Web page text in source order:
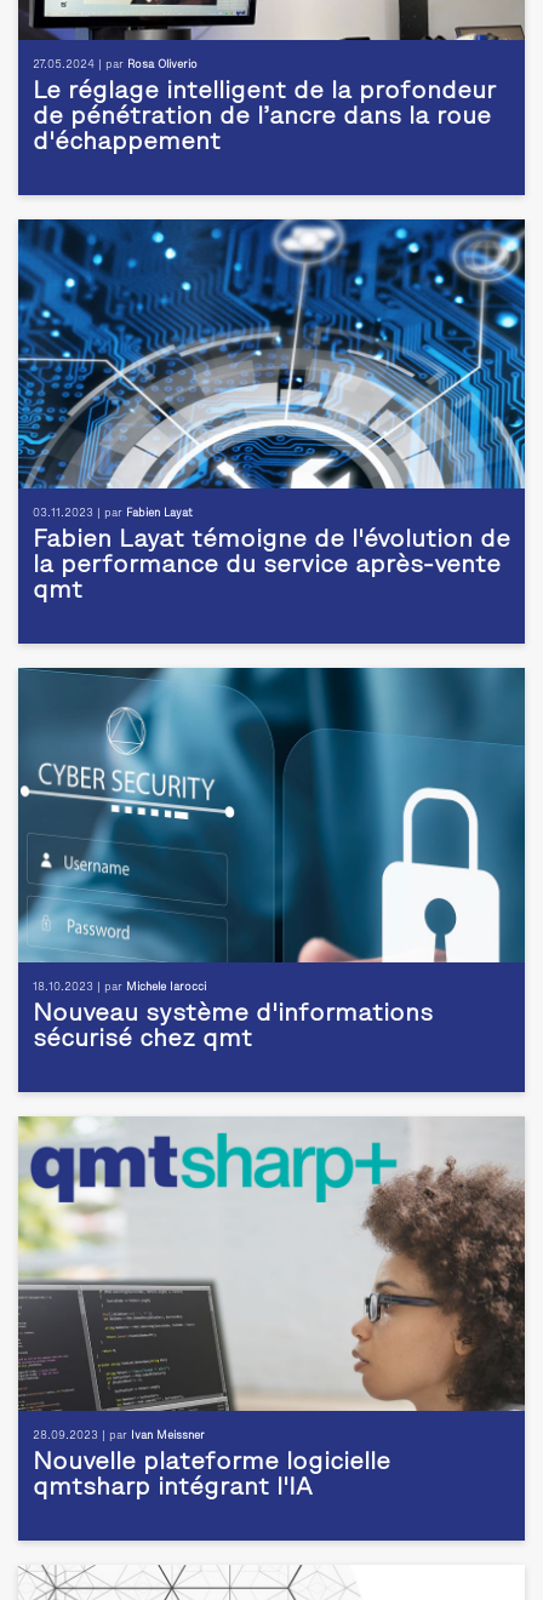
27.05.2024 | par Rosa Oliverio
Le réglage intelligent de la profondeur
de pénétration de l’ancre dans la roue
d'échappement
03.11.2023 | par Fabien Layat
Fabien Layat témoigne de l'évolution de
la performance du service après-vente
qmt
18.10.2023 | par Michele Iarocci
Nouveau système d'informations
sécurisé chez qmt
28.09.2023 | par Ivan Meissner
Nouvelle plateforme logicielle
qmtsharp intégrant l'IA